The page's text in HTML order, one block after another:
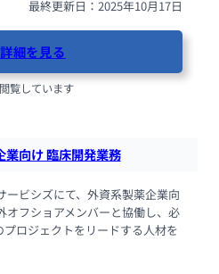
最終更新日：2025年10月17日
細を見る
覧しています
業向け 臨床開発業務
ービシズにて、外資系製薬企業向
オフショアメンバーと協働し、必
ロジェクトをリードする人材を